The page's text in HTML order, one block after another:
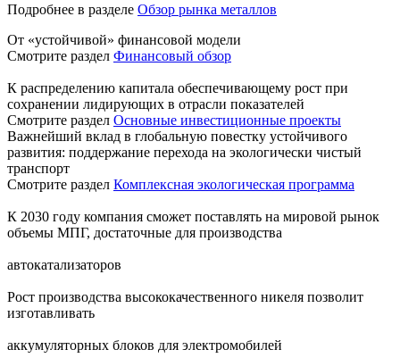
Подробнее в разделе Обзор рынка металлов
От «устойчивой» финансовой модели
Смотрите раздел Финансовый обзор
К распределению капитала обеспечивающему рост при
сохранении лидирующих в отрасли показателей
Смотрите раздел Основные инвестиционные проекты
Важнейший вклад в глобальную повестку устойчивого
развития: поддержание перехода на экологически чистый
транспорт
Смотрите раздел Комплексная экологическая программа
К 2030 году компания сможет поставлять на мировой рынок
объемы МПГ, достаточные для производства
автокатализаторов
Рост производства высококачественного никеля позволит
изготавливать
аккумуляторных блоков для электромобилей